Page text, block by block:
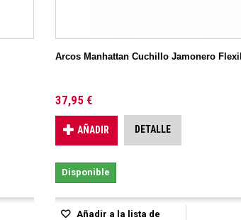
Arcos Manhattan Cuchillo Jamonero
37,95 €
AÑADIR DETALLE
Disponible
Añadir a la lista de